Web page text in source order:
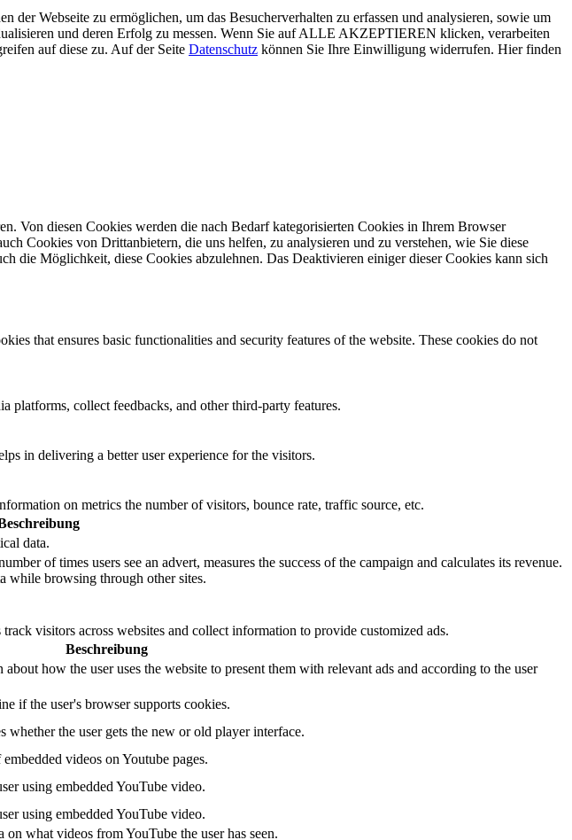
Webseite zu ermöglichen, um das Besucherverhalten zu erfassen und analysieren, sowie um
und deren Erfolg zu messen. Wenn Sie auf ALLE AKZEPTIEREN klicken, verarbeiten
auf diese zu. Auf der Seite Datenschutz können Sie Ihre Einwilligung widerrufen. Hier finden
Von diesen Cookies werden die nach Bedarf kategorisierten Cookies in Ihrem Browser
Cookies von Drittanbietern, die uns helfen, zu analysieren und zu verstehen, wie Sie diese
die Möglichkeit, diese Cookies abzulehnen. Das Deaktivieren einiger dieser Cookies kann sich
that ensures basic functionalities and security features of the website. These cookies do not
platforms, collect feedbacks, and other third-party features.
in delivering a better user experience for the visitors.
on metrics the number of visitors, bounce rate, traffic source, etc.
data.
of times users see an advert, measures the success of the campaign and calculates its revenue.
while browsing through other sites.
visitors across websites and collect information to provide customized ads.
Beschreibung
how the user uses the website to present them with relevant ads and according to the user
if the user's browser supports cookies.
the user gets the new or old player interface.
videos on Youtube pages.
using embedded YouTube video.
using embedded YouTube video.
what videos from YouTube the user has seen.